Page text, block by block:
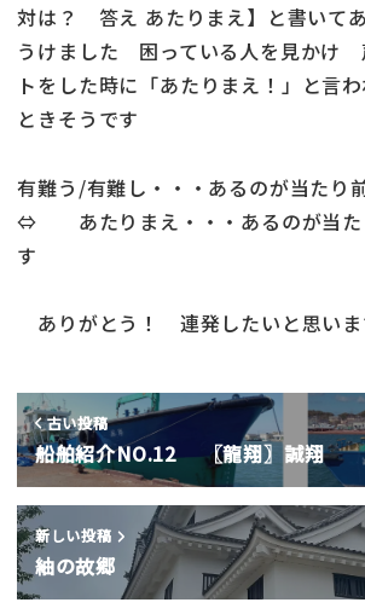
対は？ 答え あたりまえ】と書いて
うけました 困っている人を見かけ
トをした時に「あたりまえ！」と言
ときそうです
有難う/有難し・・・あるのが当た
⇔ あたりまえ・・・あるのが当
す
ありがとう！ 連発したいと思いま
古い投稿
船舶紹介NO.12 〖龍翔〗誠翔
新しい投稿
紬の故郷